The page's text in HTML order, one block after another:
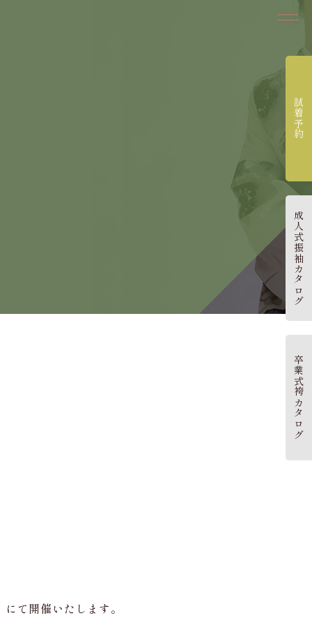
試着予約
成人式振袖カタログ
卒業式袴カタログ
て開催いたします。